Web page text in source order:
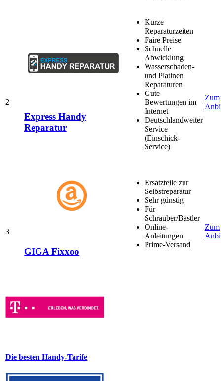
2
Express Handy
Reparatur
Kurze
Reparaturzeiten
Faire Preise
Schnelle
Abwicklung
Wasserschaden-
und Platinen
Reparaturen
Gute
Bewertungen im
Internet
Deutschlandweiter
Service
(Einschick-
Service)
Zum
3
GIGA Fixxoo
Ersatzteile zur
Selbstreparatur
Sehr günstig
Für
Schrauber/Bastler
Online-
Anleitungen
Prime-Versand
Zum
Die besten Handy-Tarife